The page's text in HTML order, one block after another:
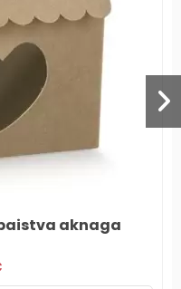
aknaga